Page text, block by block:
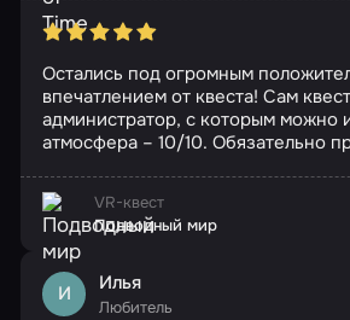
Остались под огромным
впечатлением от квеста! Сам
администратор, с которым можно
атмосфера – 10/10. Обязательно
VR-квест
Подводный мир
И Илья
Любитель